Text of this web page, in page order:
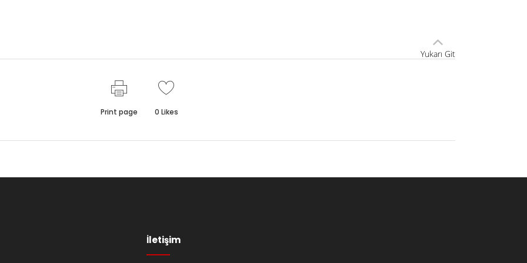
Yukarı Git
Print page 0 Likes
İletişim